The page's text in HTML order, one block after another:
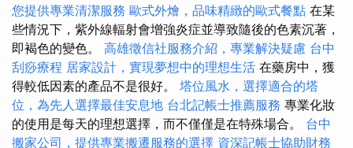
您提供專業清潔服務 歐式外燴，品味精緻的歐式餐點 在某
些情況下，紫外線輻射會增強炎症並導致隨後的色素沉著，
即褐色的變色。 高雄徵信社服務介紹，專業解決疑慮 台中
刮痧療程 居家設計，實現夢想中的理想生活 在藥房中，獲
得較低因素的產品不是很好。 塔位風水，選擇適合的塔
位，為先人選擇最佳安息地 台北記帳士推薦服務 專業化妝
的使用是每天的理想選擇，而不僅僅是在特殊場合。 台中
搬家公司，提供專業搬遷服務的選擇 資深記帳士協助財務